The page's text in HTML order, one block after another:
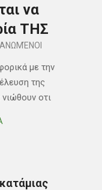
να
ΤΗΣ
με την
της
οτι